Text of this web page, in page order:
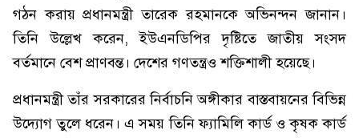
গঠন করায় প্রধানমন্ত্রী তারেক রহমানকে অভিনন্দন জানান।
তিনি উল্লেখ করেন, ইউএনডিপির দৃষ্টিতে জাতীয় সংসদ
বর্তমানে বেশ প্রাণবন্ত। দেশের গণতন্ত্রও শক্তিশালী হয়েছে।
প্রধানমন্ত্রী তাঁর সরকারের নির্বাচনি অঙ্গীকার বাস্তবায়নের বিভিন্ন
উদ্যোগ তুলে ধরেন। এ সময় তিনি ফ্যামিলি কার্ড ও কৃষক কার্ড